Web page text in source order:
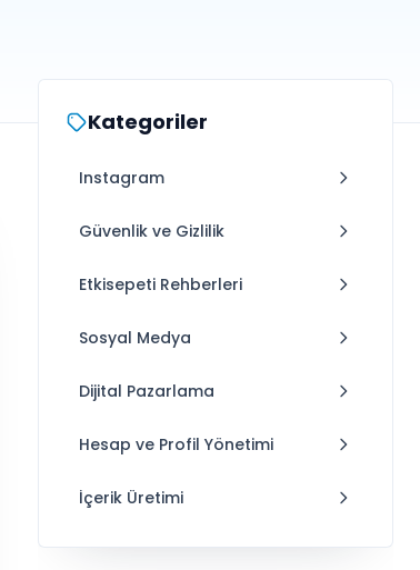
Kategoriler
Instagram
Güvenlik ve Gizlilik
Etkisepeti Rehberleri
Sosyal Medya
Dijital Pazarlama
Hesap ve Profil Yönetimi
İçerik Üretimi